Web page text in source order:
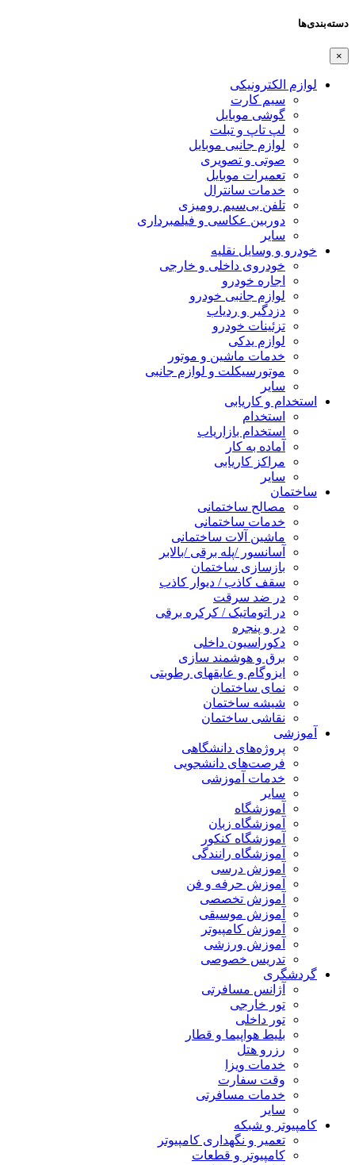
دسته‌بندی‌ها
×
لوازم الکترونیکی
سیم کارت
گوشی موبایل
لپ تاپ و تبلت
لوازم جانبی موبایل
صوتی و تصویری
تعمیرات موبایل
خدمات سانترال
تلفن بی‌سیم رومیزی
دوربین عکاسی و فیلمبرداری
سایر
خودرو و وسایل نقلیه
خودروی داخلی و خارجی
اجاره خودرو
لوازم جانبی خودرو
دزدگیر و ردیاب
تزئینات خودرو
لوازم یدکی
خدمات ماشین و موتور
موتورسیکلت و لوازم جانبی
سایر
استخدام و کاریابی
استخدام
استخدام بازاریاب
آماده به کار
مراکز کاریابی
سایر
ساختمان
مصالح ساختمانی
خدمات ساختمانی
ماشین آلات ساختمانی
آسانسور /پله برقی /بالابر
بازسازی ساختمان
سقف کاذب / دیوار کاذب
در ضد سرقت
در اتوماتیک / کرکره برقی
در و پنجره
دکوراسیون داخلی
برق و هوشمند سازی
ایزوگام و عایقهای رطوبتی
نمای ساختمان
شیشه ساختمان
نقاشی ساختمان
آموزشی
پروژه‌های دانشگاهی
فرصت‌های دانشجویی
خدمات آموزشی
سایر
آموزشگاه
آموزشگاه زبان
آموزشگاه کنکور
آموزشگاه رانندگی
آموزش درسی
آموزش حرفه و فن
آموزش تخصصی
آموزش موسیقی
آموزش کامپیوتر
آموزش ورزشی
تدریس خصوصی
گردشگری
آژانس مسافرتی
تور خارجی
تور داخلی
بلیط هواپیما و قطار
رزرو هتل
خدمات ویزا
وقت سفارت
خدمات مسافرتی
سایر
کامپیوتر و شبکه
تعمیر و نگهداری کامپیوتر
کامپیوتر و قطعات